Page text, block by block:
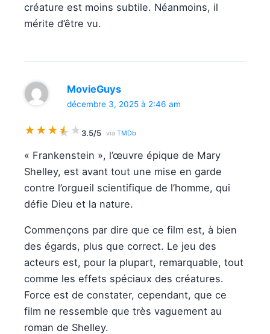
créature est moins subtile. Néanmoins, il
mérite d’être vu.
MovieGuys
décembre 3, 2025 à 2:46 am
★★★★
★ ★ 3.5/5 via TMDb
« Frankenstein », l’œuvre épique de Mary
Shelley, est avant tout une mise en garde
contre l’orgueil scientifique de l’homme, qui
défie Dieu et la nature.
Commençons par dire que ce film est, à bien
des égards, plus que correct. Le jeu des
acteurs est, pour la plupart, remarquable, tout
comme les effets spéciaux des créatures.
Force est de constater, cependant, que ce
film ne ressemble que très vaguement au
roman de Shelley.